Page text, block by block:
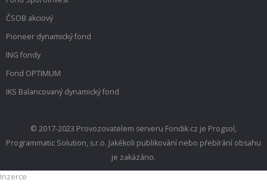
ČSOB akciový
Pioneer dynamický fond
ING fondy
Fond OPTIMUM
IKS Balancovaný dynamický fond
© 2017-2023 Provozovatelem serveru Fondik.cz je Progsol,
Programmatic Solution, s.r.o. Jakékoli publikování nebo přebírání obsahu
je zakázáno.
Inzerce